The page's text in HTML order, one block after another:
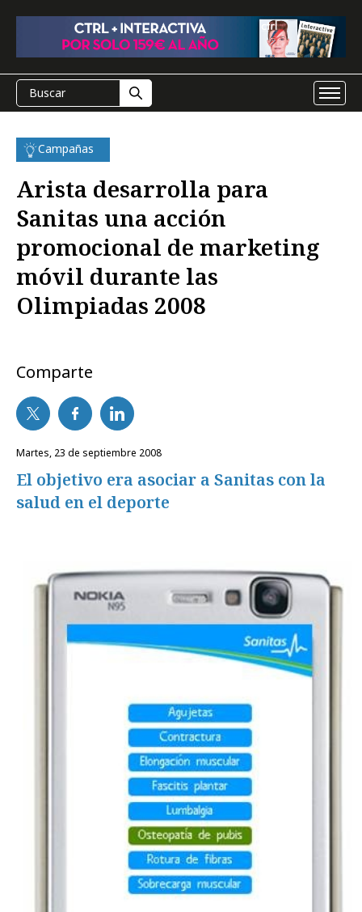
Campañas
Arista desarrolla para
Sanitas una acción
promocional de marketing
móvil durante las
Olimpiadas 2008
Comparte
martes, 23 de septiembre 2008
El objetivo era asociar a Sanitas con la
salud en el deporte